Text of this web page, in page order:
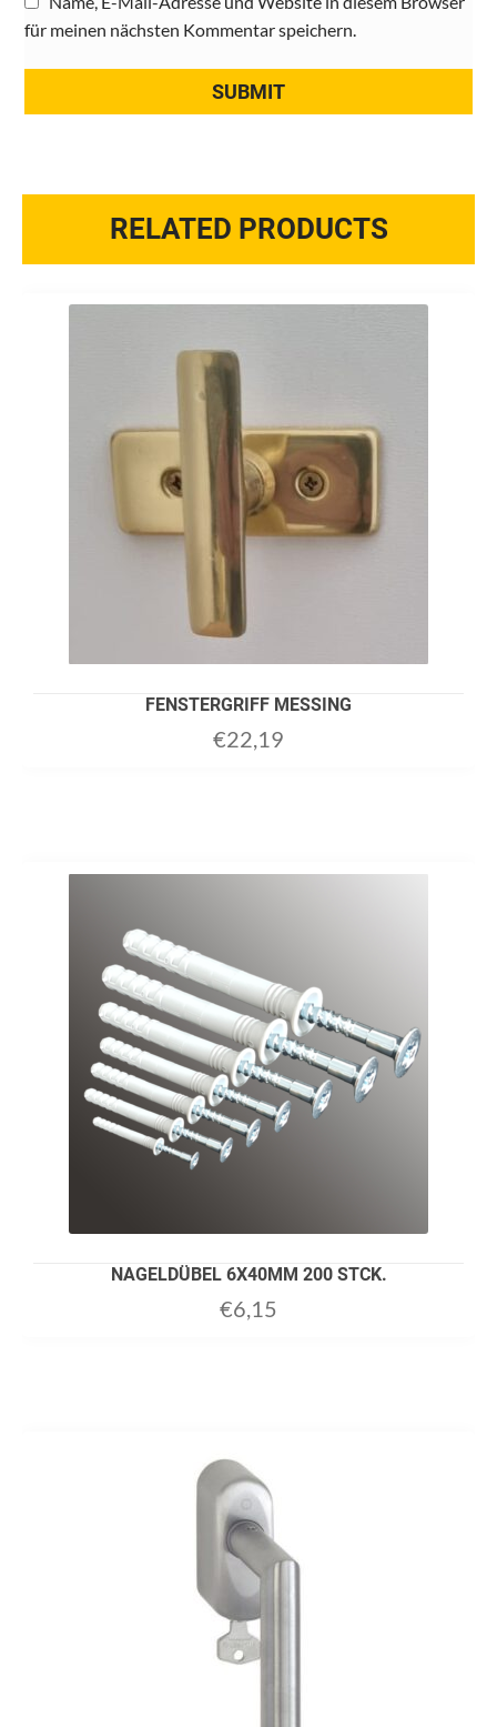
für meinen nächsten Kommentar speichern.
RELATED PRODUCTS
FENSTERGRIFF MESSING
€22,19
NAGELDÜBEL 6X40MM 200 STCK.
€6,15